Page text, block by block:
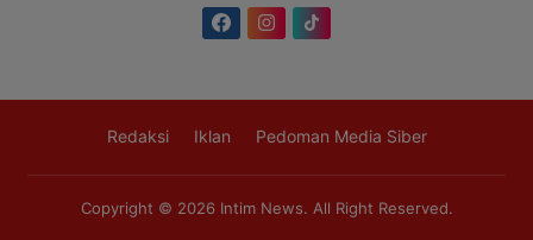
Redaksi Iklan Pedoman Media Siber
Copyright © 2026 Intim News. All Right Reserved.